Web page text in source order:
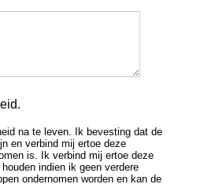
na te leven. Ik bevesting dat de
en verbind mij ertoe deze
is. Ik verbind mij ertoe deze
indien ik geen verdere
ondernomen worden en kan de